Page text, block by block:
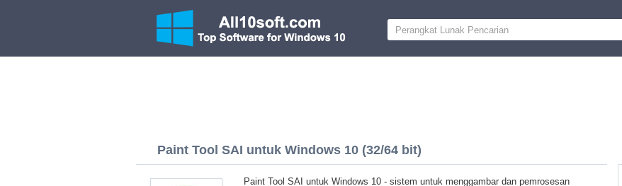
Paint Tool SAI untuk Windows 10 (32/64 bit)
Paint Tool SAI untuk Windows 10 - sistem untuk menggambar dan pemrosesan